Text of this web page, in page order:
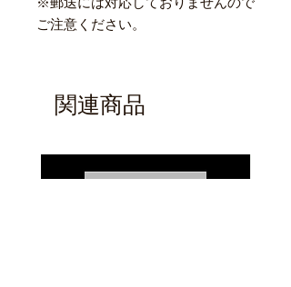
※郵送には対応しておりませんので
ご注意ください。
関連商品